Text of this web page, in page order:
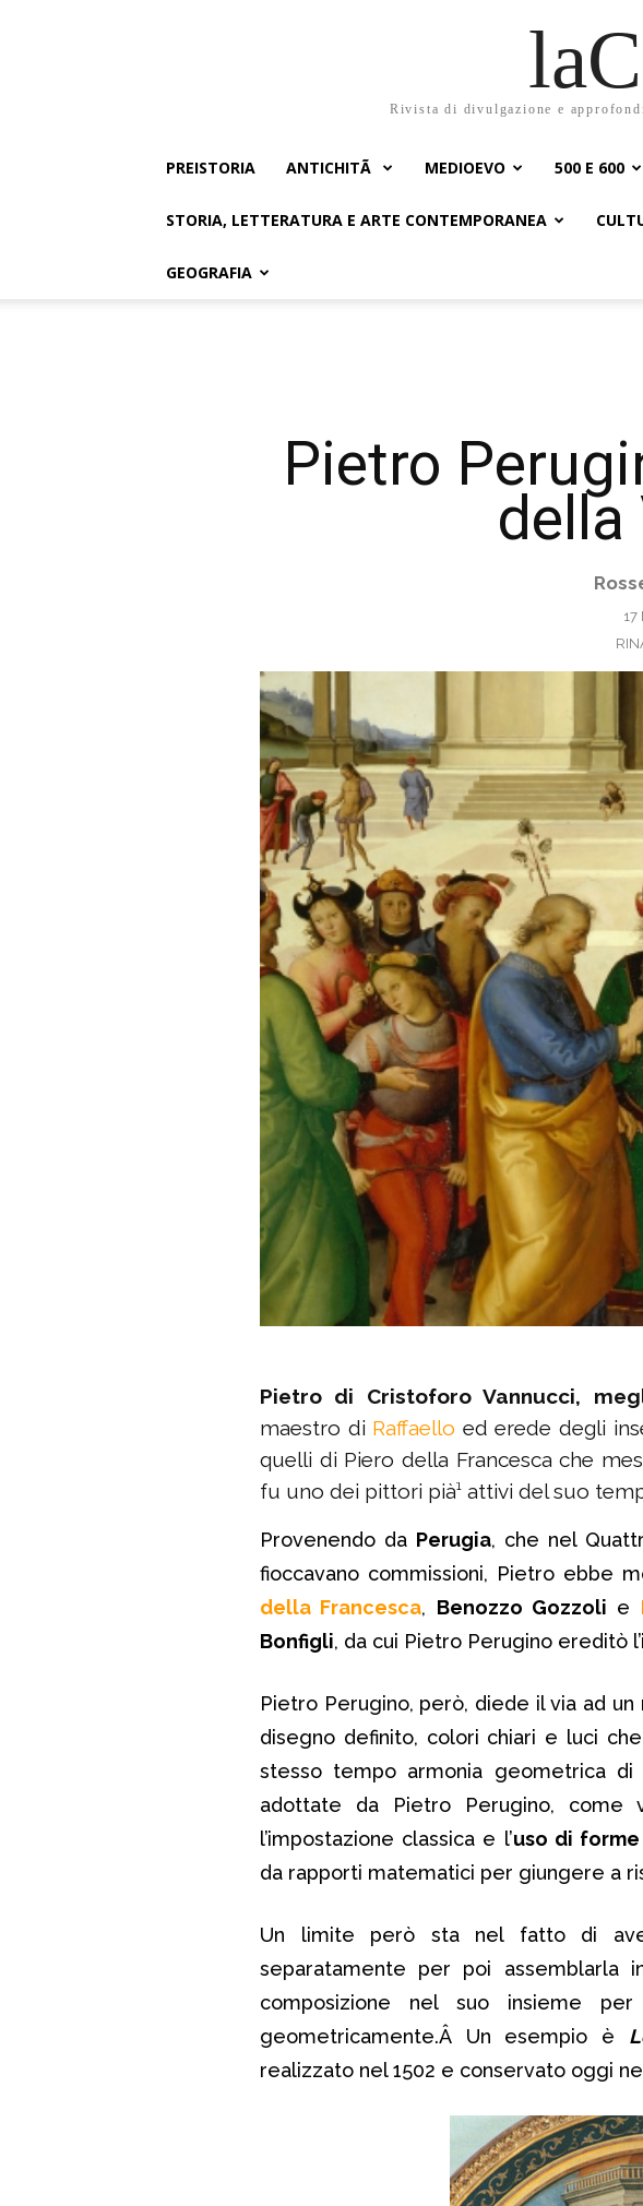
Rivista di divulgazione e
PREISTORIA ANTICHITÃ MEDIOEVO 500 E 600
STORIA, LETTERATURA E ARTE CONTEMPORANEA
GEOGRAFIA
Pietro
della
17
Pietro di Cristoforo Vannucci,
maestro di Raffaello ed erede degli
quelli di Piero della Francesca che
fu uno dei pittori pià¹ attivi del suo
Provenendo da Perugia, che nel
fioccavano commissioni, Pietro ebbe
della Francesca, Benozzo Gozzoli e
Bonfigli, da cui Pietro Perugino ereditò
Pietro Perugino, però, diede il via ad un
disegno definito, colori chiari e luci
stesso tempo armonia geometrica
adottate da Pietro Perugino, come
l’impostazione classica e l’uso di
da rapporti matematici per giungere a
Un limite però sta nel fatto di
separatamente per poi assemblarla
composizione nel suo insieme
geometricamente.Â Un esempio è
realizzato nel 1502 e conservato oggi